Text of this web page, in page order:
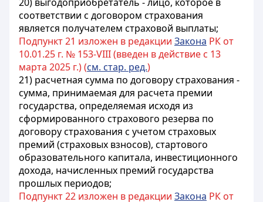
соответствии с договором страхования
является получателем страховой выплаты;
Подпункт 21 изложен в редакции Закона РК от
10.01.25 г. № 153-VIII (введен в действие с 13
марта 2025 г.) (см. стар. ред.)
21) расчетная сумма по договору страхования -
сумма, принимаемая для расчета премии
государства, определяемая исходя из
сформированного страхового резерва по
договору страхования с учетом страховых
премий (страховых взносов), стартового
образовательного капитала, инвестиционного
дохода, начисленных премий государства
прошлых периодов;
Подпункт 22 изложен в редакции Закона РК от